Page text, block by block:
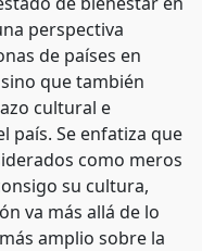
perspectiva
de países en
que también
cultural e
país. Se enfatiza que
como meros
su cultura,
va más allá de lo
amplio sobre la